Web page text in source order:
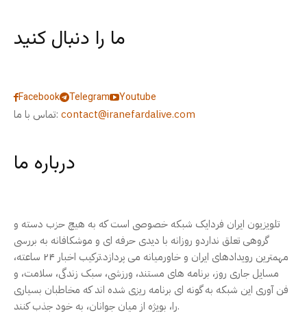
ما را دنبال کنید
Facebook Telegram
Youtube
تماس با ما: contact@iranefardalive.com
درباره ما
تلویزیون ایران فردایک شبکه خصوصی است که به هیچ حزب دسته و
گروهی تعلق نداردو روزانه با دیدی حرفه ای و موشکافانه به بررسی
مهمترین رویدادهای ایران و خاورمیانه می پردازد.ترکیب اخبار ۲۴ ساعته،
مسایل جاری روز، برنامه های مستند، ورزشی، سبک زندگی، سلامت، و
فن آوری این شبکه به گونه ای برنامه ریزی شده اند که مخاطبان بسیاری
را، بویژه از میان جوانان، به خود جذب کنند.